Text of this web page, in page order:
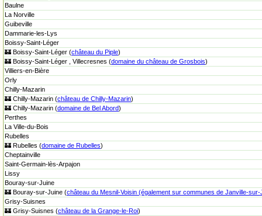
Baulne
La Norville
Guibeville
Dammarie-les-Lys
Boissy-Saint-Léger
🏰 Boissy-Saint-Léger (château du Piple)
🏰 Boissy-Saint-Léger , Villecresnes (domaine du château de Grosbois)
Villiers-en-Bière
Orly
Chilly-Mazarin
🏰 Chilly-Mazarin (château de Chilly-Mazarin)
🏰 Chilly-Mazarin (domaine de Bel Abord)
Perthes
La Ville-du-Bois
Rubelles
🏰 Rubelles (domaine de Rubelles)
Cheptainville
Saint-Germain-lès-Arpajon
Lissy
Bouray-sur-Juine
🏰 Bouray-sur-Juine (château du Mesnil-Voisin (également sur communes de Janville-
Grisy-Suisnes
🏰 Grisy-Suisnes (château de la Grange-le-Roi)